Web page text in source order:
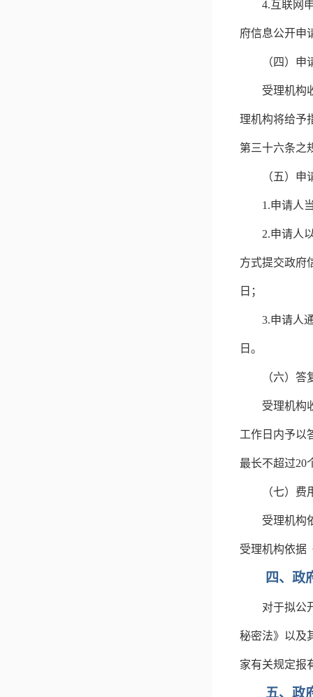
4.互联网
府信息公开申
（四）申
受理机构
理机构将给予
第三十六条之
（五）申
1.申请人
2.申请人
方式提交政府
日；
3.申请人
日。
（六）答
受理机构
工作日内予以
最长不超过20
（七）费
受理机构
受理机构依据
四、政
对于拟公
秘密法》以及
家有关规定报
五、政